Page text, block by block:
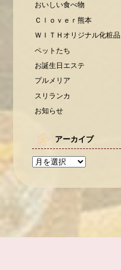
おいしい食べ物
Ｃｌｏｖｅｒ熊本
ＷＩＴＨオリジナル化粧品
ペットたち
お誕生日エステ
プルメリア
スリランカ
お知らせ
アーカイブ